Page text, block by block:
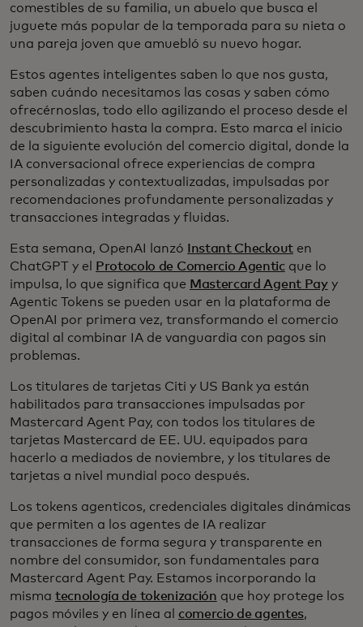
comestibles de su familia, un abuelo que busca el
juguete más popular de la temporada para su nieta o
una pareja joven que amuebló su nuevo hogar.
Estos agentes inteligentes saben lo que nos gusta,
saben cuándo necesitamos las cosas y saben cómo
ofrecérnoslas, todo ello agilizando el proceso desde el
descubrimiento hasta la compra. Esto marca el inicio
de la siguiente evolución del comercio digital, donde la
IA conversacional ofrece experiencias de compra
personalizadas y contextualizadas, impulsadas por
recomendaciones profundamente personalizadas y
transacciones integradas y fluidas.
Esta semana, OpenAI lanzó Instant Checkouten
ChatGPT y el
Protocolo de Comercio Agenticque lo
impulsa, lo que significa que Mastercard Agent Payy
Agentic Tokens se pueden usar en la plataforma de
OpenAI por primera vez, transformando el comercio
digital al combinar IA de vanguardia con pagos sin
problemas.
Los titulares de tarjetas Citi y US Bank ya están
habilitados para transacciones impulsadas por
Mastercard Agent Pay, con todos los titulares de
tarjetas Mastercard de EE. UU. equipados para
hacerlo a mediados de noviembre, y los titulares de
tarjetas a nivel mundial poco después.
Los tokens agenticos, credenciales digitales dinámicas
que permiten a los agentes de IA realizar
transacciones de forma segura y transparente en
nombre del consumidor, son fundamentales para
Mastercard Agent Pay. Estamos incorporando la
misma tecnología de tokenización que hoy protege los
pagos móviles y en línea al comercio de agentes,